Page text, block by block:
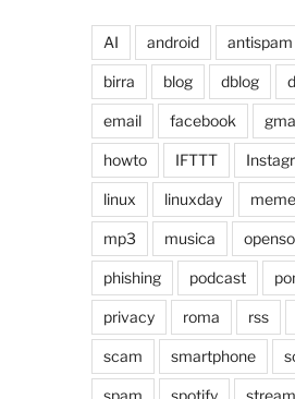
AI android antispam
birra blog dblog
email facebook
howto IFTTT
linux linuxday meme
mp3 musica
phishing podcast
privacy roma rss
scam smartphone
spam spotify